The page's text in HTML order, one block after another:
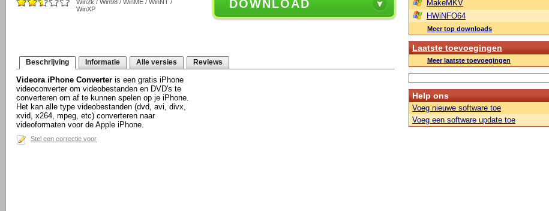
Win2k / Win98 / WinME / WinNT /
WinXP
DOWNLOAD
Beschrijving Informatie Alle versies Reviews
Videora iPhone Converter is een gratis iPhone
videoconverter om videobestanden en DVD's te
converteren om af te kunnen spelen op je iPhone.
Het kan alle type videobestanden (dvd, avi, divx,
xvid, x264, mpeg, etc) converteren naar
videoformaten voor de Apple iPhone.
Stel een correctie voor
MakeMKV
HWiNFO64
Meer top downloads
Laatste toevoegingen
Meer laatste toevoegingen
Help ons
Voeg nieuwe software toe
Voeg een software update toe